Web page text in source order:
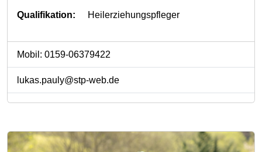
Qualifikation: Heilerziehungspfleger
Mobil: 0159-06379422
lukas.pauly@stp-web.de